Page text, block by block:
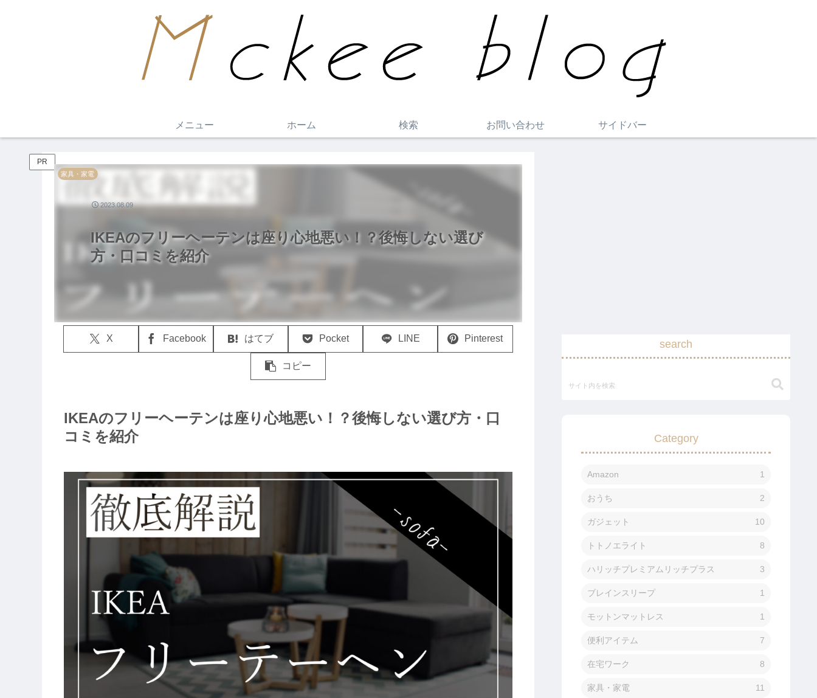
メニュー ホーム 検索 お問い合わせ サイドバー
PR
IKEAのフリーヘーテンは座り心地悪い！？後悔しない選び
方・口コミを紹介
家具・家電
X Facebook はてブ Pocket LINE Pinterest
コピー
2023.08.09
IKEAのフリーヘーテンは座り心地悪い！？後悔しない選び方・口
コミを紹介
search
Category
Amazon 1
おうち 2
ガジェット 10
トトノエライト 8
ハリッチプレミアムリッチプラス 3
ブレインスリープ 1
モットンマットレス 1
便利アイテム 7
在宅ワーク 8
家具・家電 11